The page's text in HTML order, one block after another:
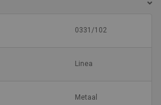
0331/102
Linea
Metaal